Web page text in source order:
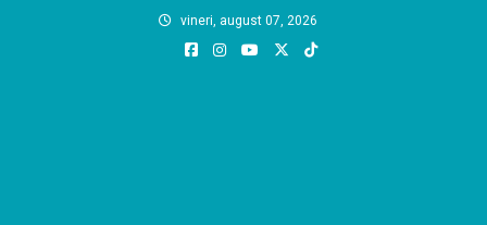
vineri, august 07, 2026